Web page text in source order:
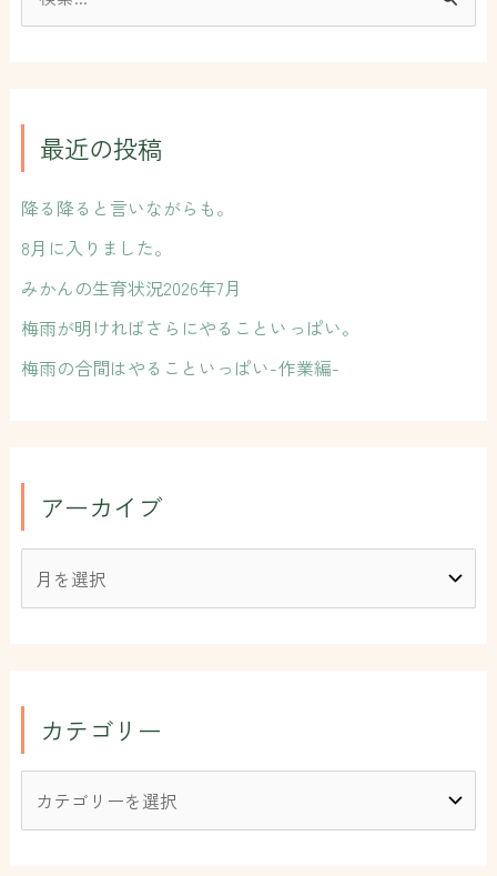
索
最近の投稿
降る降ると言いながらも。
8月に入りました。
みかんの生育状況2026年7月
梅雨が明ければさらにやることいっぱい。
梅雨の合間はやることいっぱい-作業編-
アーカイブ
カテゴリー